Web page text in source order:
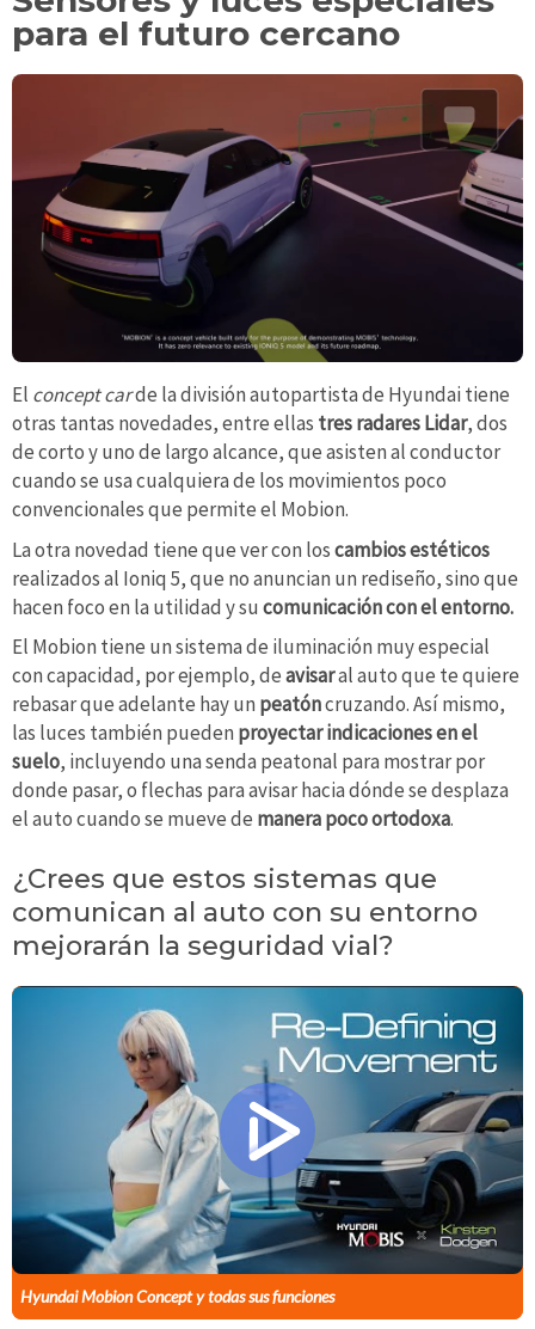
para el futuro cercano
El concept carde la división autopartista de Hyundai tiene
otras tantas novedades, entre ellas tres radares Lidar, dos
de corto y uno de largo alcance, que asisten al conductor
cuando se usa cualquiera de los movimientos poco
convencionales que permite el Mobion.
La otra novedad tiene que ver con loscambios estéticos
realizados al Ioniq 5, que no anuncian un rediseño, sino que
hacen foco en la utilidad y su comunicación con el entorno.
El Mobion tiene un sistema de iluminación muy especial
con capacidad, por ejemplo, deavisaral auto que te quiere
rebasar que adelante hay un peatóncruzando. Así mismo,
las luces también pueden proyectar indicaciones en el
suelo, incluyendo una senda peatonal para mostrar por
donde pasar, o flechas para avisar hacia dónde se desplaza
el auto cuando se mueve de manera poco ortodoxa.
¿Crees que estos sistemas que
comunican al auto con su entorno
mejorarán la seguridad vial?
Hyundai Mobion Concept y todas sus funciones